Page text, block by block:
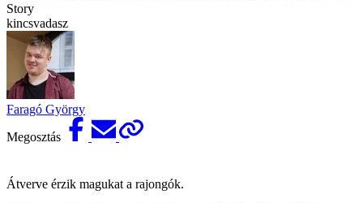
Story
kincsvadasz
Faragó György
Megosztás
Átverve érzik magukat a rajongók.